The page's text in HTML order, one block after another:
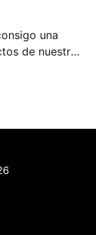
una
de nuestras